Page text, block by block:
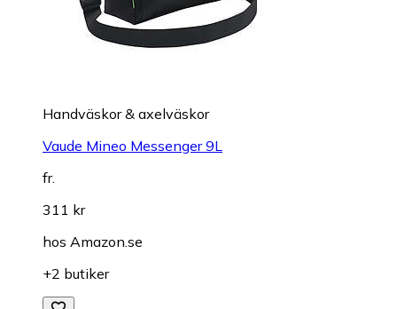
Handväskor & axelväskor
Vaude Mineo Messenger 9L
fr.
311 kr
hos Amazon.se
+2 butiker